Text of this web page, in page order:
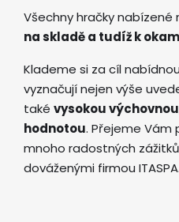
Všechny hračky nabízené
na skladě a tudíž k
Klademe si za cíl
vyznačují nejen výše
také vysokou
hodnotou. Přejeme Vám
mnoho radostných
dováženými firmou ITASPA.